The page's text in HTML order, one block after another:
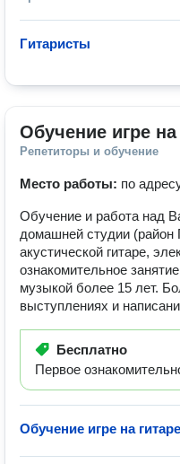
Гитаристы
Обучение игре на
Репетиторы и обучение
Место работы: по
Обучение и работа над
домашней студии (район
акустической гитаре,
ознакомительное
музыкой более 15 лет.
выступлениях и
Бесплатно
Первое
Обучение игре на гитаре